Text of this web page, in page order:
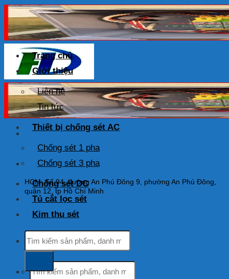
Skip
to
content
HOTLINE: 0925 038 097
HCM: Số 94, đường An Phú Đông 9, phường An Phú Đông,
quận 12, tp Hồ Chí Minh
Hỗ trợ khách hàng
tổng đài miễn phí
kiếm:
Trang chủ
Giới thiệu
Liên hệ
Tin tức
Thiết bị chống sét AC
Chống sét 1 pha
Chống sét 3 pha
Chống sét DC
Tủ cắt lọc sét
Kim thu sét
Tìm
kiếm: